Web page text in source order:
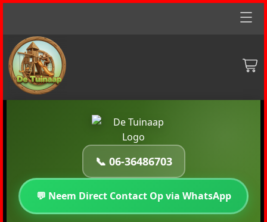
Home
particulieren
zakelijk
inspectie-abonnementen
FAQ
📞 06-36486703
💬 Neem Direct Contact Op via WhatsApp